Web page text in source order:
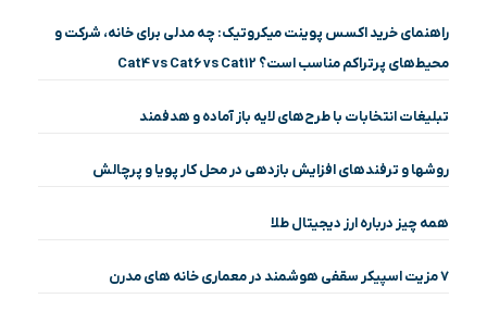
راهنمای خرید اکسس پوینت میکروتیک: چه مدلی برای خانه، شرکت و
محیط‌های پرتراکم مناسب است؟ Cat4 vs Cat6 vs Cat12
تبلیغات انتخابات با طرح‌های لایه باز آماده و هدفمند
روشها و ترفندهای افزایش بازدهی در محل کار پویا و پرچالش
همه چیز درباره ارز دیجیتال طلا
۷ مزیت اسپیکر سقفی هوشمند در معماری خانه‌ های مدرن